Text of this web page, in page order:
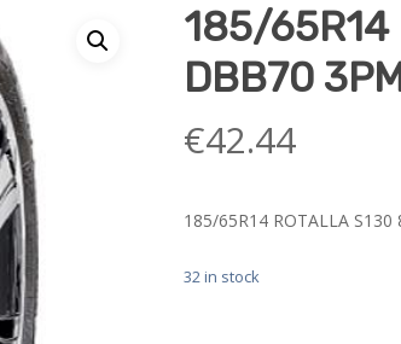
185/65R14
DBB70
€42.44
185/65R14 ROTALLA
32 in stock